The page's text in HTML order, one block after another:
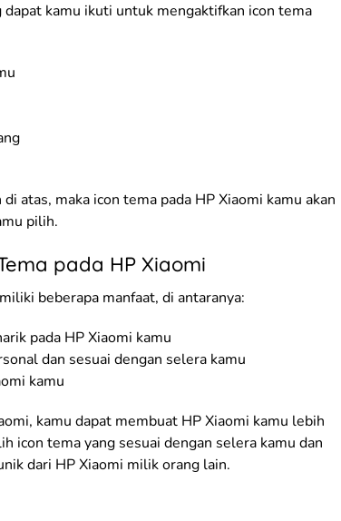
kamu ikuti untuk mengaktifkan icon tema
atas, maka icon tema pada HP Xiaomi kamu akan
pilih.
pada HP Xiaomi
beberapa manfaat, di antaranya:
pada HP Xiaomi kamu
dan sesuai dengan selera kamu
kamu
kamu dapat membuat HP Xiaomi kamu lebih
icon tema yang sesuai dengan selera kamu dan
dari HP Xiaomi milik orang lain.